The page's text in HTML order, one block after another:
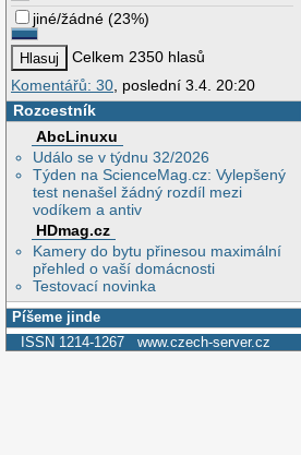
jiné/žádné (23%)
Celkem 2350 hlasů
Komentářů: 30 , poslední 3.4. 20:20
Rozcestník
AbcLinuxu
Událo se v týdnu 32/2026
Týden na ScienceMag.cz: Vylepšený
test nenašel žádný rozdíl mezi
vodíkem a antiv
HDmag.cz
Kamery do bytu přinesou maximální
přehled o vaší domácnosti
Testovací novinka
Píšeme jinde
ISSN 1214-1267 www.czech-server.cz